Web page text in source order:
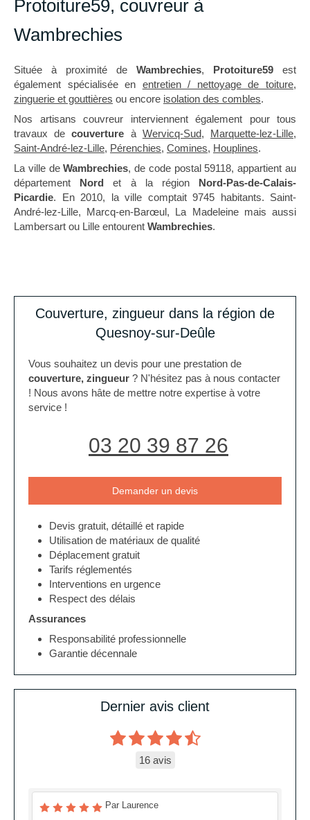
Protoiture59, couvreur à
Wambrechies
Située à proximité de Wambrechies, Protoiture59 est
également spécialisée en entretien / nettoyage de toiture,
zinguerie et gouttières ou encore isolation des combles.
Nos artisans couvreur interviennent également pour tous
travaux decouverture à Wervicq-Sud, Marquette-lez-Lille,
Saint-André-lez-Lille, Pérenchies, Comines, Houplines.
La ville deWambrechies, de code postal 59118, appartient au
département Nord et à la région Nord-Pas-de-Calais-
Picardie. En 2010, la ville comptait 9745 habitants. Saint-
André-lez-Lille, Marcq-en-Barœul, La Madeleine mais aussi
Lambersart ou Lille entourent Wambrechies.
Couverture, zingueur dans la région de
Quesnoy-sur-Deûle
Vous souhaitez un devis pour une prestation de
couverture, zingueur ? N'hésitez pas à nous contacter
! Nous avons hâte de mettre notre expertise à votre
service !
03 20 39 87 26
Demander un devis
Devis gratuit, détaillé et rapide
Utilisation de matériaux de qualité
Déplacement gratuit
Tarifs réglementés
Interventions en urgence
Respect des délais
Assurances
Responsabilité professionnelle
Garantie décennale
Dernier avis client
16 avis
Par Laurence